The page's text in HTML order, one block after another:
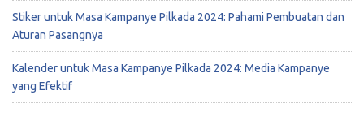
Stiker untuk Masa Kampanye Pilkada 2024: Pahami Pembuatan dan
Aturan Pasangnya
Kalender untuk Masa Kampanye Pilkada 2024: Media Kampanye
yang Efektif